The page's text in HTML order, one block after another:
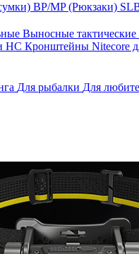
BP/MP (Рюкзаки)
Выносные тактические
HС Кронштейны Nitecore
Для рыбалки Для